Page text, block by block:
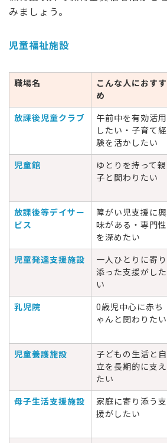
みましょう。
児童福祉施設
職場名
こんな人におすす
め
放課後児童クラブ
午前中を有効活用
したい・子育て経
験を活かしたい
児童館
ゆとりを持って親
子と関わりたい
放課後等デイサー
ビス
障がい児支援に興
味がある・専門性
を深めたい
児童発達支援施設
一人ひとりに寄り
添った支援がした
い
乳児院
0歳児中心に赤ち
ゃんと関わりたい
児童養護施設
子どもの生活と自
立を長期的に支え
たい
母子生活支援施設
家庭に寄り添う支
援がしたい